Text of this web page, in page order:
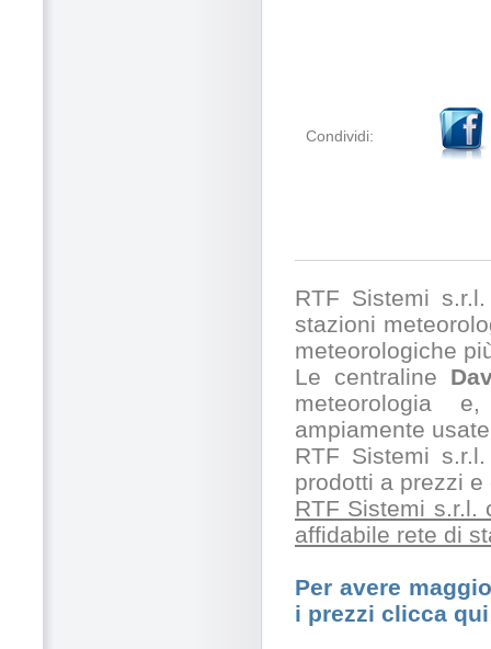
Condividi:
RTF Sistemi
stazioni
meteorologiche
Le centraline
meteorologia
ampiamente
RTF Sistemi
prodotti a prezzi
RTF Sistemi s.r.l.
affidabile rete di
Per avere
i prezzi clicca qui